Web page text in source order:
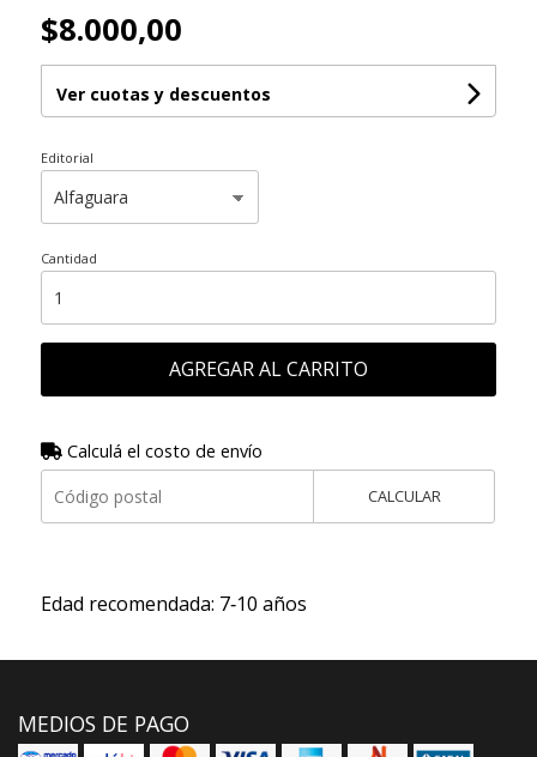
$8.000,00
Ver cuotas y descuentos
Editorial
Cantidad
AGREGAR AL CARRITO
Calculá el costo de envío
CALCULAR
Edad recomendada: 7‑10 años
MEDIOS DE PAGO